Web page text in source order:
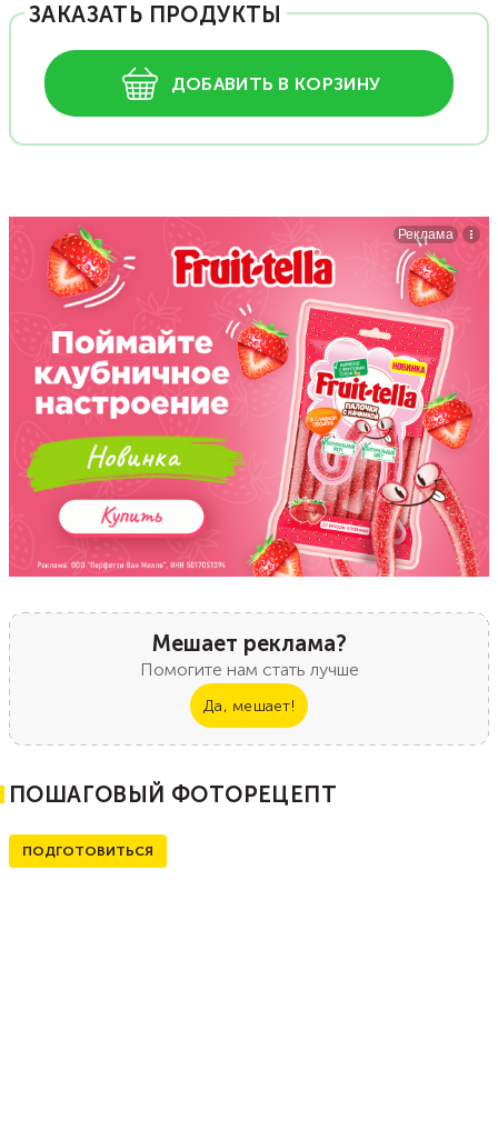
ЗАКАЗАТЬ ПРОДУКТЫ
ДОБАВИТЬ В КОРЗИНУ
Мешает реклама?
Помогите нам стать лучше
Да, мешает!
ПОШАГОВЫЙ ФОТОРЕЦЕПТ
ПОДГОТОВИТЬСЯ